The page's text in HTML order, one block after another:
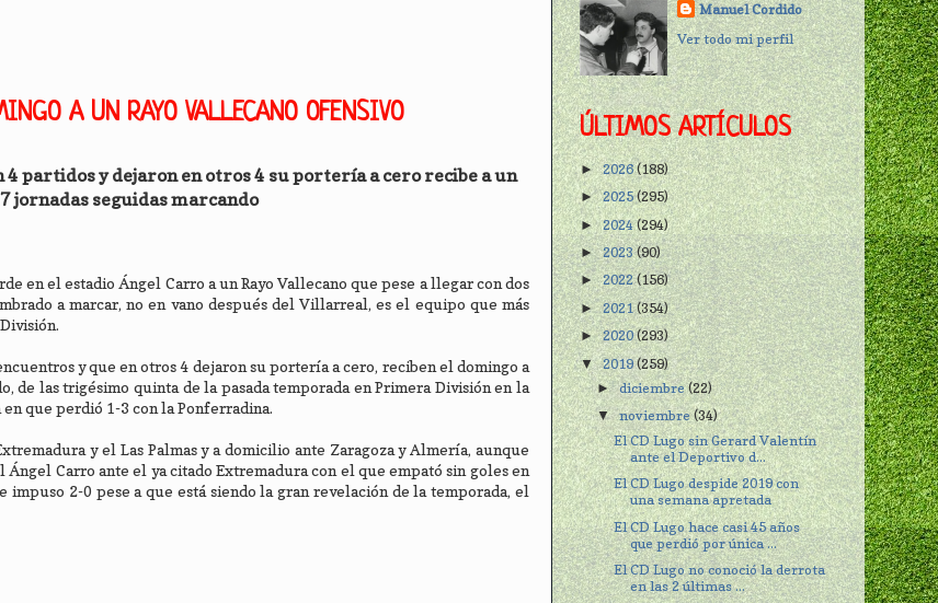
A UN RAYO VALLECANO OFENSIVO
partidos y dejaron en otros 4 su portería a cero recibe a un
jornadas seguidas marcando
en el estadio Ángel Carro a un Rayo Vallecano que pese a llegar con dos
a marcar, no en vano después del Villarreal, es el equipo que más
y que en otros 4 dejaron su portería a cero, reciben el domingo a
de las trigésimo quinta de la pasada temporada en Primera División en la
en que perdió 1-3 con la Ponferradina.
y el Las Palmas y a domicilio ante Zaragoza y Almería, aunque
Carro ante el ya citado Extremadura con el que empató sin goles en
2-0 pese a que está siendo la gran revelación de la temporada, el
Manuel Cordido
Ver todo mi perfil
ÚLTIMOS ARTÍCULOS
►2026(188)
►2025(295)
►2024(294)
►2023(90)
►2022(156)
►2021(354)
►2020(293)
▼2019(259)
►diciembre(22)
▼noviembre(34)
El CD Lugo sin Gerard Valentín
ante el Deportivo d...
El CD Lugo despide 2019 con
una semana apretada
El CD Lugo hace casi 45 años
que perdió por única ...
El CD Lugo no conoció la derrota
en las 2 últimas ...